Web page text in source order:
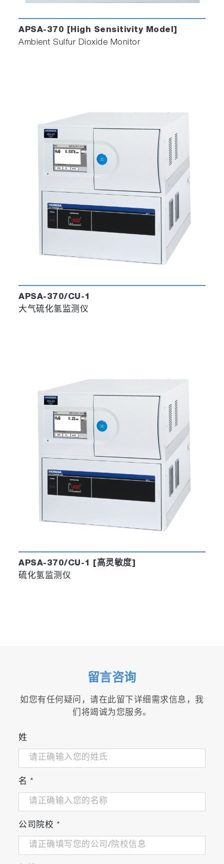
APSA-370 [High Sensitivity Model]
Ambient Sulfur Dioxide Monitor
APSA-370/CU-1
大气硫化氢监测仪
APSA-370/CU-1 [高灵敏度]
硫化氢监测仪
留言咨询
如您有任何疑问，请在此留下详细需求信息，我
们将竭诚为您服务。
姓
名 *
公司院校 *